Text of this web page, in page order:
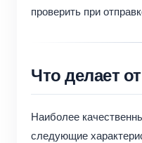
проверить при
Что делает
Наиболее
следующие